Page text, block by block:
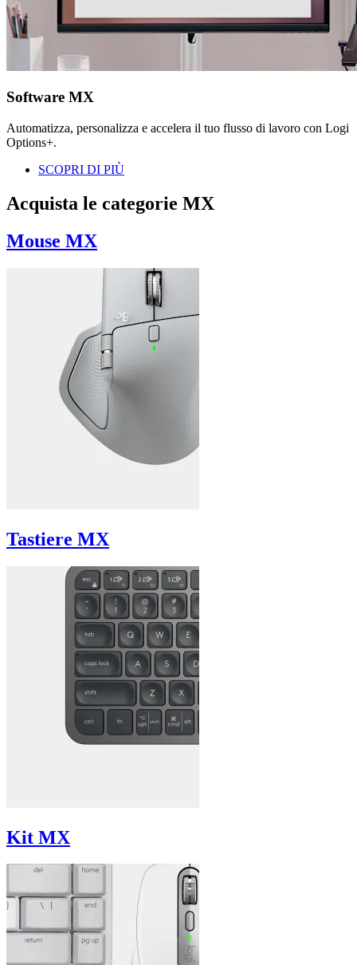
Software MX
Automatizza, personalizza e accelera il tuo flusso di lavoro con Logi
Options+.
SCOPRI DI PIÙ
Acquista le categorie MX
Mouse MX
Tastiere MX
Kit MX